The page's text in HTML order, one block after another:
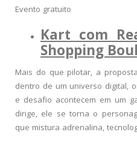
Evento gratuito
Kart com
Shopping
Mais do que pilotar, a
dentro de um universo digital,
e desafio acontecem em um
dirige, ele se torna o
que mistura adrenalina,